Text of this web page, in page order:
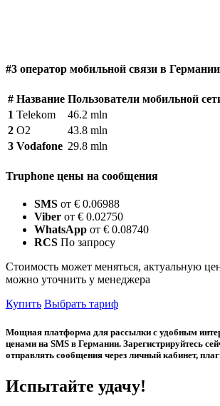
#3 оператор мобильной связи в Германии
# Название Пользователи мобильной
1 Telekom
46.2 mln
2 O2
43.8 mln
3 Vodafone 29.8 mln
Truphone цены на сообщения
SMS от € 0.06988
Viber от € 0.02750
WhatsApp от € 0.08740
RCS По запросу
Стоимость может меняться, актуальную
можно уточнить у менеджера
Купить Выбрать тариф
Мощная платформа для рассылки с удобным
ценами на SMS в Германии. Зарегистрируйтесь
отправлять сообщения через личный кабинет,
Испытайте удачу!